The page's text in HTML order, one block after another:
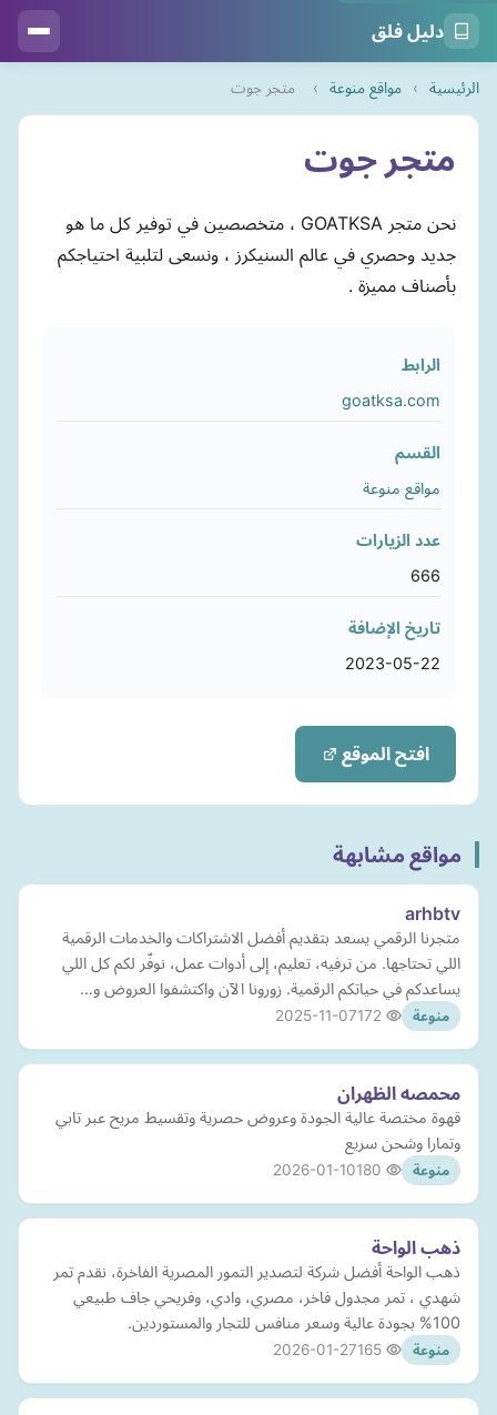
دليل فلق
الرئيسية › مواقع منوعة › متجر جوت
متجر جوت
نحن متجر GOATKSA ، متخصصين في توفير كل ما هو
جديد وحصري في عالم السنيكرز ، ونسعى لتلبية احتياجكم
بأصناف مميزة .
الرابط
goatksa.com
القسم
مواقع منوعة
عدد الزيارات
666
تاريخ الإضافة
2023-05-22
افتح الموقع
مواقع مشابهة
arhbtv
متجرنا الرقمي يسعد بتقديم أفضل الاشتراكات والخدمات الرقمية
اللي تحتاجها. من ترفيه، تعليم، إلى أدوات عمل، نوفّر لكم كل اللي
يساعدكم في حياتكم الرقمية. زورونا الآن واكتشفوا العروض و…
منوعة 2025-11-07
محمصه الظهران
قهوة مختصة عالية الجودة وعروض حصرية وتقسيط مريح عبر تابي
وتمارا وشحن سريع
منوعة 2026-01-10
ذهب الواحة
ذهب الواحة أفضل شركة لتصدير التمور المصرية الفاخرة، نقدم تمر
شهدي ، تمر مجدول فاخر، مصري، وادي، وفريحي جاف طبيعي
100% بجودة عالية وسعر منافس للتجار والمستوردين.
منوعة 2026-01-27